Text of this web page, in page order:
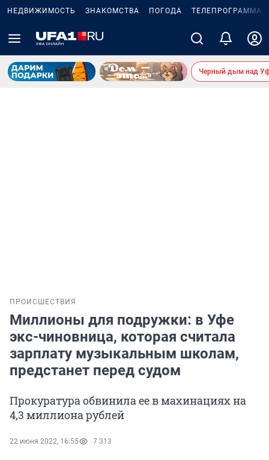
НЕДВИЖИМОСТЬ ЗНАКОМСТВА ПОГОДА ТЕЛЕПРОГРАММА
Черный дым над
ПРОИСШЕСТВИЯ
Миллионы для подружки: в Уфе
экс-чиновница, которая считала
зарплату музыкальным школам,
предстанет перед судом
Прокуратура обвинила ее в махинациях на
4,3 миллиона рублей
22 июня 2022, 16:55 7 313